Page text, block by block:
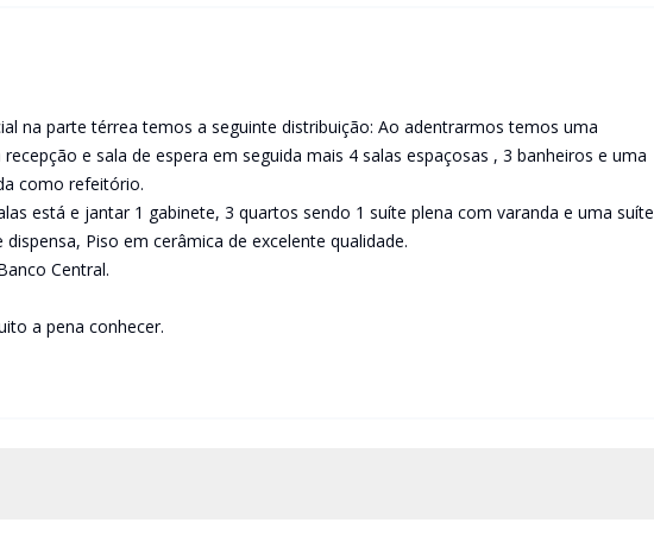
na parte térrea temos a seguinte distribuição: Ao adentrarmos temos uma
e sala de espera em seguida mais 4 salas espaçosas , 3 banheiros e uma
como refeitório.
está e jantar 1 gabinete, 3 quartos sendo 1 suíte plena com varanda e uma suíte
Piso em cerâmica de excelente qualidade.
Central.
a pena conhecer.